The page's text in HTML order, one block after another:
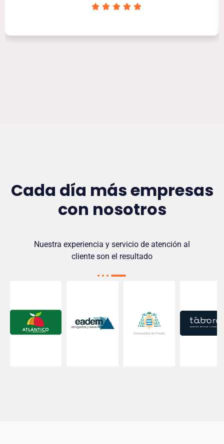
Cada día más empresas
con nosotros
Nuestra experiencia y servicio de atención al
cliente son el resultado